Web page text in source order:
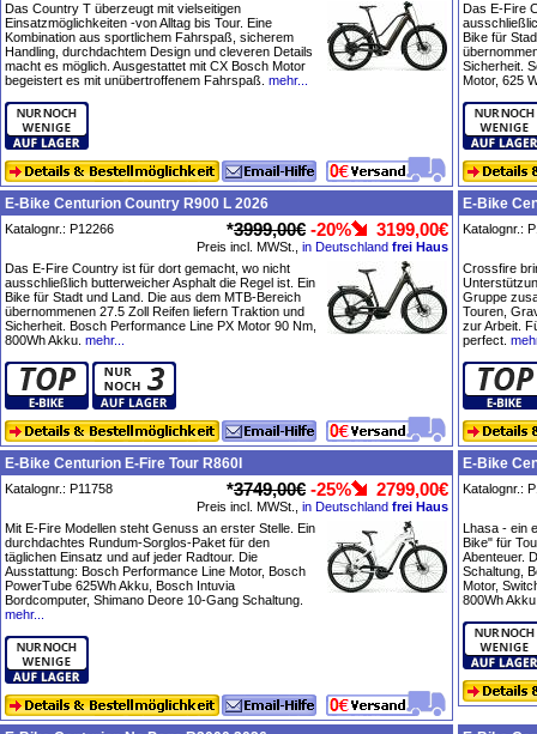
Das Country T überzeugt mit vielseitigen
Einsatzmöglichkeiten -von Alltag bis Tour. Eine
Kombination aus sportlichem Fahrspaß, sicherem
Handling, durchdachtem Design und cleveren Details
macht es möglich. Ausgestattet mit CX Bosch Motor
begeistert es mit unübertroffenem Fahrspaß. mehr...
Das E-Fire
Bike für
Sicherheit.
Motor, 625
E-Bike Centurion Country R900 L 2026
Katalognr.: P12266 *3999,00€ -20% 3199,00€
Preis incl. MWSt., in Deutschland frei Haus
Das E-Fire Country ist für dort gemacht, wo nicht
ausschließlich butterweicher Asphalt die Regel ist. Ein
Bike für Stadt und Land. Die aus dem MTB-Bereich
übernommenen 27.5 Zoll Reifen liefern Traktion und
Sicherheit. Bosch Performance Line PX Motor 90 Nm,
800Wh Akku. mehr...
E-Bike
Katalognr.:
Crossfire
Gruppe
Touren,
zur Arbeit.
perfect.
E-Bike Centurion E-Fire Tour R860I
Katalognr.: P11758 *3749,00€ -25% 2799,00€
Preis incl. MWSt., in Deutschland frei Haus
Mit E-Fire Modellen steht Genuss an erster Stelle. Ein
durchdachtes Rundum-Sorglos-Paket für den
täglichen Einsatz und auf jeder Radtour. Die
Ausstattung: Bosch Performance Line Motor, Bosch
PowerTube 625Wh Akku, Bosch Intuvia
Bordcomputer, Shimano Deore 10-Gang Schaltung.
mehr...
E-Bike
Katalognr.:
Lhasa - ein
Bike" für
Abenteuer.
Schaltung,
Motor,
800Wh